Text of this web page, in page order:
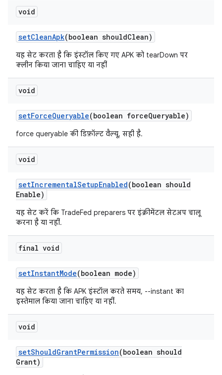
void
setCleanApk(boolean shouldClean)
यह सेट करता है कि इंस्टॉल किए गए APK को tearDown पर
क्लीन किया जाना चाहिए या नहीं
void
setForceQueryable(boolean forceQueryable)
force queryable की डिफ़ॉल्ट वैल्यू, सही है.
void
setIncrementalSetupEnabled(boolean should
Enable)
यह सेट करें कि TradeFed preparers पर इंक्रीमेंटल सेटअप चालू
करना है या नहीं.
final void
setInstantMode(boolean mode)
यह सेट करता है कि APK इंस्टॉल करते समय, --instant का
इस्तेमाल किया जाना चाहिए या नहीं.
void
setShouldGrantPermission(boolean should
Grant)